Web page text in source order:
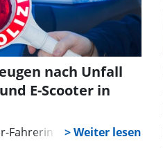
nach Unfall
E-Scooter in
Fahrerin leicht verletzt